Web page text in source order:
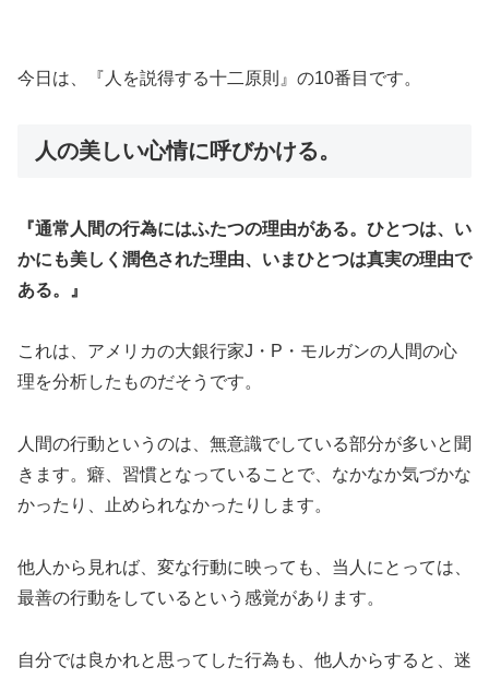
今日は、『人を説得する十二原則』の10番目です。
人の美しい心情に呼びかける。
『通常人間の行為にはふたつの理由がある。ひとつは、い
かにも美しく潤色された理由、いまひとつは真実の理由で
ある。』
これは、アメリカの大銀行家J・P・モルガンの人間の心
理を分析したものだそうです。
人間の行動というのは、無意識でしている部分が多いと聞
きます。癖、習慣となっていることで、なかなか気づかな
かったり、止められなかったりします。
他人から見れば、変な行動に映っても、当人にとっては、
最善の行動をしているという感覚があります。
自分では良かれと思ってした行為も、他人からすると、迷